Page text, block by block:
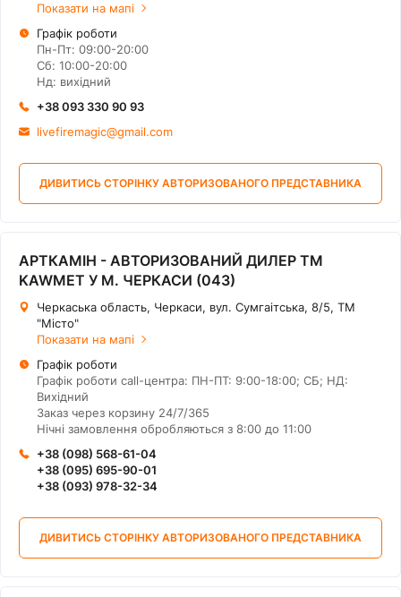
Показати на мапі
Графік роботи
Пн-Пт: 09:00-20:00
Сб: 10:00-20:00
Нд: вихідний
+38 093 330 90 93
livefiremagic@gmail.com
ДИВИТИСЬ СТОРІНКУ АВТОРИЗОВАНОГО ПРЕДСТАВНИКА
АРТКАМІН - АВТОРИЗОВАНИЙ ДИЛЕР ТМ
KAWMET У М. ЧЕРКАСИ (043)
Черкаська область, Черкаси, вул. Сумгаітська, 8/5, ТМ
"Місто"
Показати на мапі
Графік роботи
Графік роботи call-центра: ПН-ПТ: 9:00-18:00; СБ; НД:
Вихідний
Заказ через корзину 24/7/365
Нічні замовлення обробляються з 8:00 до 11:00
+38 (098) 568-61-04
+38 (095) 695-90-01
+38 (093) 978-32-34
ДИВИТИСЬ СТОРІНКУ АВТОРИЗОВАНОГО ПРЕДСТАВНИКА